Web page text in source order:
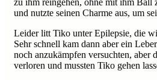
zu ihm reingehen, ohne mit ihm Ball
und nutzte seinen Charme aus, um
Leider litt Tiko unter Epilepsie, die
Sehr schnell kam dann aber ein
noch anzukämpfen versuchten, aber
verloren und mussten Tiko gehen